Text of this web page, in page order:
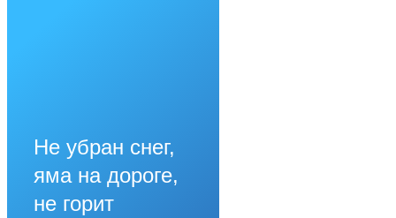
Не убран снег,
яма на дороге,
не горит